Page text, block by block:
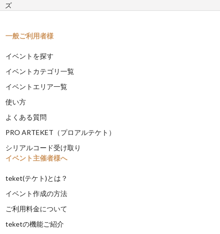
ズ
一般ご利用者様
イベントを探す
イベントカテゴリ一覧
イベントエリア一覧
使い方
よくある質問
PRO ARTEKET（プロアルテケト）
シリアルコード受け取り
イベント主催者様へ
teket(テケト)とは？
イベント作成の方法
ご利用料金について
teketの機能ご紹介